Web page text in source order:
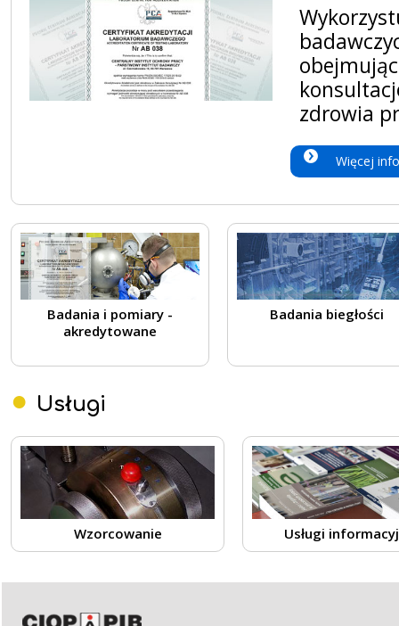
zdrowia
Więcej
Badania i pomiary -
akredytowane
Badania biegłości
Usługi
Wzorcowanie Usługi